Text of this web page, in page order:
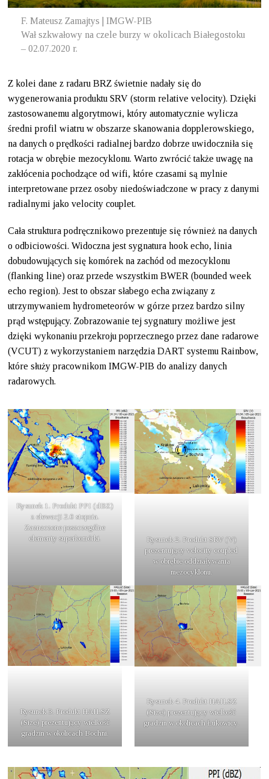
F. Mateusz Zamajtys | IMGW-PIB
Wał szkwałowy na czele burzy w okolicach Białegostoku
– 02.07.2020 r.
Z kolei dane z radaru BRZ świetnie nadały się do
wygenerowania produktu SRV (storm relative velocity). Dzięki
zastosowanemu algorytmowi, który automatycznie wylicza
średni profil wiatru w obszarze skanowania dopplerowskiego,
na danych o prędkości radialnej bardzo dobrze uwidoczniła się
rotacja w obrębie mezocyklonu. Warto zwrócić także uwagę na
zakłócenia pochodzące od wifi, które czasami są mylnie
interpretowane przez osoby niedoświadczone w pracy z danymi
radialnymi jako velocity couplet.
Cała struktura podręcznikowo prezentuje się również na danych
o odbiciowości. Widoczna jest sygnatura hook echo, linia
dobudowujących się komórek na zachód od mezocyklonu
(flanking line) oraz przede wszystkim BWER (bounded week
echo region). Jest to obszar słabego echa związany z
utrzymywaniem hydrometeorów w górze przez bardzo silny
prąd wstępujący. Zobrazowanie tej sygnatury możliwe jest
dzięki wykonaniu przekroju poprzecznego przez dane radarowe
(VCUT) z wykorzystaniem narzędzia DART systemu Rainbow,
które służy pracownikom IMGW-PIB do analizy danych
radarowych.
Rysunek 1. Produkt PPI (dBZ)
z elewacji 2.0 stopnia.
Zaznaczone poszczególne
elementy superkomórki.
Rysunek 2. Produkt SRV (V)
prezentujący velocity coupled
w obrębie oddziaływania
mezocyklonu.
Rysunek 3. Produkt HAILSZ
(Size) prezentujący wielkość
gradzin w okolicach Bochni.
Rysunek 4. Produkt HAILSZ
(Size) prezentujący wielkość
gradzin w okolicach Łukowicy.